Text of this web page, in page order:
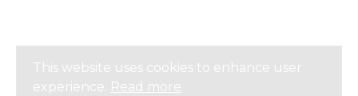
This website uses cookies to enhance user
experience. Read more